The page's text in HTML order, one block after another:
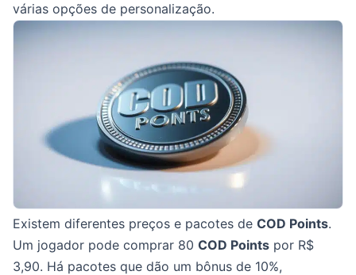
várias opções de personalização.
Existem diferentes preços e pacotes de COD Points.
Um jogador pode comprar 80 COD Points por R$
3,90. Há pacotes que dão um bônus de 10%,